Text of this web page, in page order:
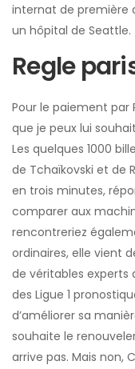
internat de première
un hôpital de Seattle.
Regle
Pour le paiement par
que je peux lui
Les quelques 1000
de Tchaïkovski et de
en trois minutes,
comparer aux
rencontreriez
ordinaires, elle vient
de véritables experts
des Ligue 1
d’améliorer sa
souhaite le
arrive pas. Mais non,